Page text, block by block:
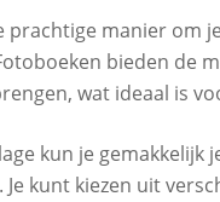
prachtige manier om
bieden de
wat ideaal is
kun je
kunt kiezen uit